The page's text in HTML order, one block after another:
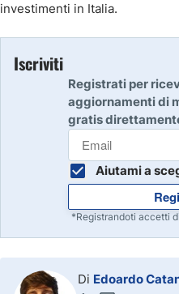
investimenti in Italia.
Iscriviti
Registrati per
aggiornamenti di
gratis
Aiutami a
*Registrandoti accetti
Di Edoardo